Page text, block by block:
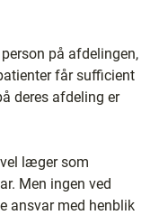
på afdelingen,
får sufficient
deres afdeling er
læger som
Men ingen ved
ansvar med henblik